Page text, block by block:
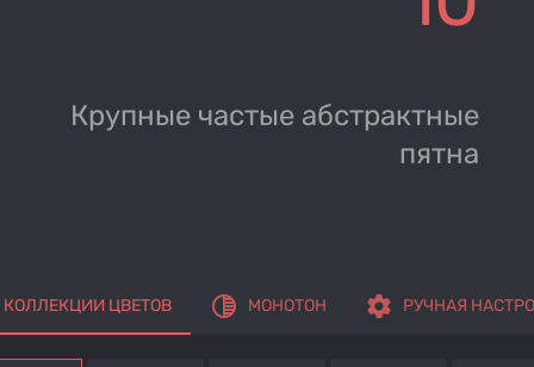
Крупные частые абстрактные
пятна
КОЛЛЕКЦИИ ЦВЕТОВ tonality МОНОТОН settings РУЧНАЯ